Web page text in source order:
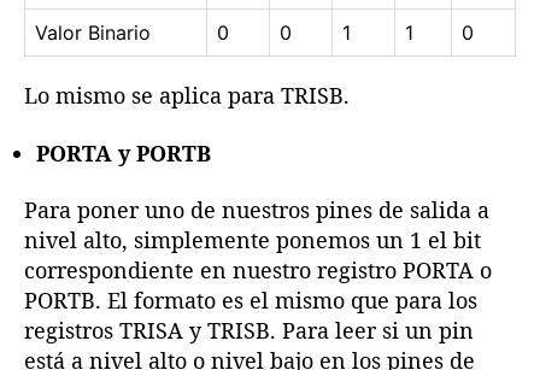
Valor Binario
0 0 1 1 0
Lo mismo se aplica para TRISB.
PORTA y PORTB
Para poner uno de nuestros pines de salida a
nivel alto, simplemente ponemos un 1 el bit
correspondiente en nuestro registro PORTA o
PORTB. El formato es el mismo que para los
registros TRISA y TRISB. Para leer si un pin
está a nivel alto o nivel bajo en los pines de